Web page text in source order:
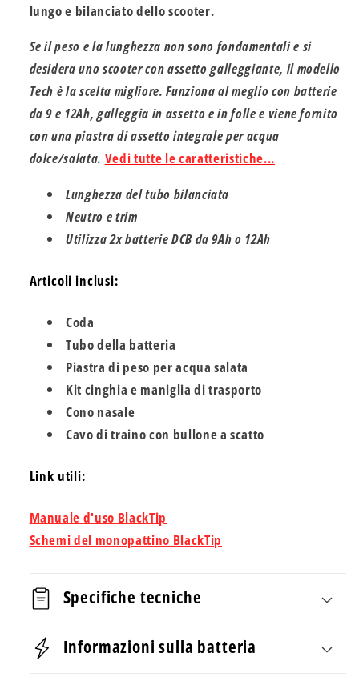
lungo e bilanciato dello scooter.
Se il peso e la lunghezza non sono fondamentali e si
desidera uno scooter con assetto galleggiante, il modello
Tech è la scelta migliore. Funziona al meglio con batterie
da 9 e 12Ah, galleggia in assetto e in folle e viene fornito
con una piastra di assetto integrale per acqua
dolce/salata. Vedi tutte le caratteristiche...
Lunghezza del tubo bilanciata
Neutro e trim
Utilizza 2x batterie DCB da 9Ah o 12Ah
Articoli inclusi:
Coda
Tubo della batteria
Piastra di peso per acqua salata
Kit cinghia e maniglia di trasporto
Cono nasale
Cavo di traino con bullone a scatto
Link utili:
Manuale d'uso BlackTip
Schemi del monopattino BlackTip
Specifiche tecniche
Informazioni sulla batteria